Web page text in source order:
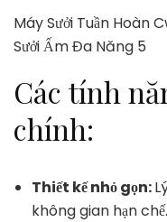
Máy Sưởi Tuần Hoàn
Sưởi Ấm Đa Năng 5
Các tính
chính:
Thiết kế nhỏ gọn:
không gian hạn chế.